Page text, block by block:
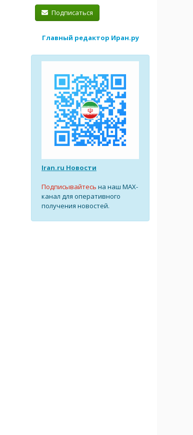
Подписаться
Главный редактор Иран.ру
Iran.ru Новости
Подписывайтесь на наш MAX-
канал для оперативного
получения новостей.